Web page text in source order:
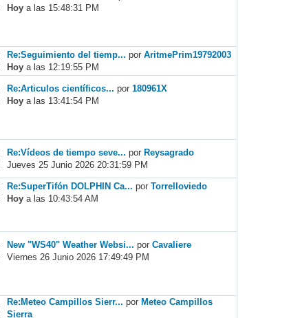
Hoy a las 15:48:31 PM
Re:Seguimiento del tiemp... porAritmePrim19792003
Hoy a las 12:19:55 PM
Re:Articulos científicos... por180961X
Hoy a las 13:41:54 PM
Re:Vídeos de tiempo seve... porReysagrado
Jueves 25 Junio 2026 20:31:59 PM
Re:SuperTifón DOLPHIN Ca... porTorrelloviedo
Hoy a las 10:43:54 AM
New "WS40" Weather Websi... porCavaliere
Viernes 26 Junio 2026 17:49:49 PM
Re:Meteo Campillos Sierr... por Meteo Campillos
Sierra